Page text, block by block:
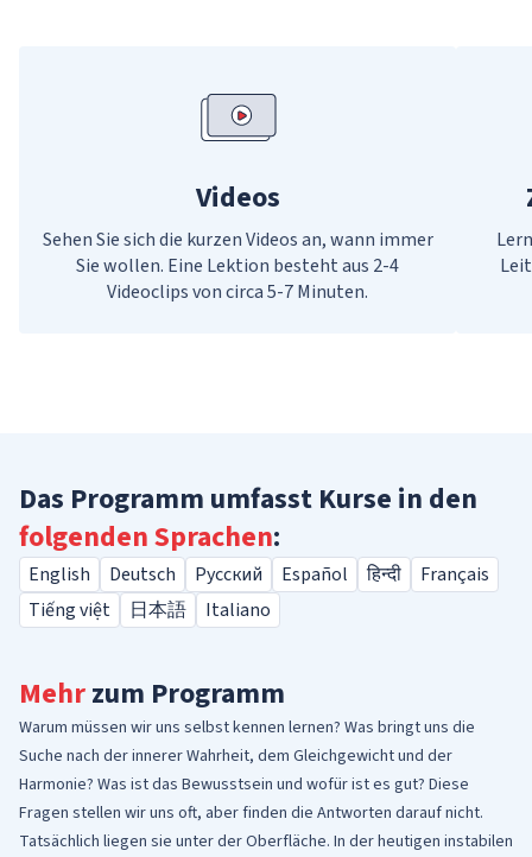
Videos
Sehen Sie sich die kurzen Videos an, wann immer
Sie wollen. Eine Lektion besteht aus 2-4
Videoclips von circa 5-7 Minuten.
Das Programm umfasst Kurse in den
folgenden Sprachen:
English Deutsch Русский Español हिन्दी
Français
Tiếng việt
日本語 Italiano
Mehrzum Programm
Warum müssen wir uns selbst kennen lernen? Was bringt uns die
Suche nach der innerer Wahrheit, dem Gleichgewicht und der
Harmonie? Was ist das Bewusstsein und wofür ist es gut? Diese
Fragen stellen wir uns oft, aber finden die Antworten darauf nicht.
Tatsächlich liegen sie unter der Oberfläche. In der heutigen instabilen